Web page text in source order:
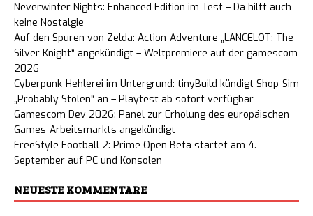
Neverwinter Nights: Enhanced Edition im Test – Da hilft auch
keine Nostalgie
Auf den Spuren von Zelda: Action-Adventure „LANCELOT: The
Silver Knight“ angekündigt – Weltpremiere auf der gamescom
2026
Cyberpunk-Hehlerei im Untergrund: tinyBuild kündigt Shop-Sim
„Probably Stolen“ an – Playtest ab sofort verfügbar
Gamescom Dev 2026: Panel zur Erholung des europäischen
Games-Arbeitsmarkts angekündigt
FreeStyle Football 2: Prime Open Beta startet am 4.
September auf PC und Konsolen
NEUESTE KOMMENTARE